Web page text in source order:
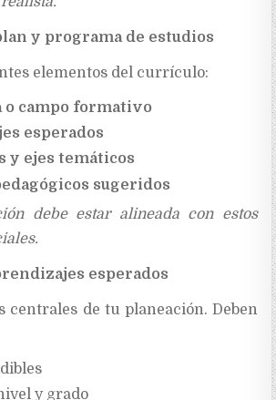
y programa de estudios
elementos del currículo:
o campo formativo
esperados
y ejes temáticos
sugeridos
debe estar alineada con estos
esperados
centrales de tu planeación. Deben
y grado